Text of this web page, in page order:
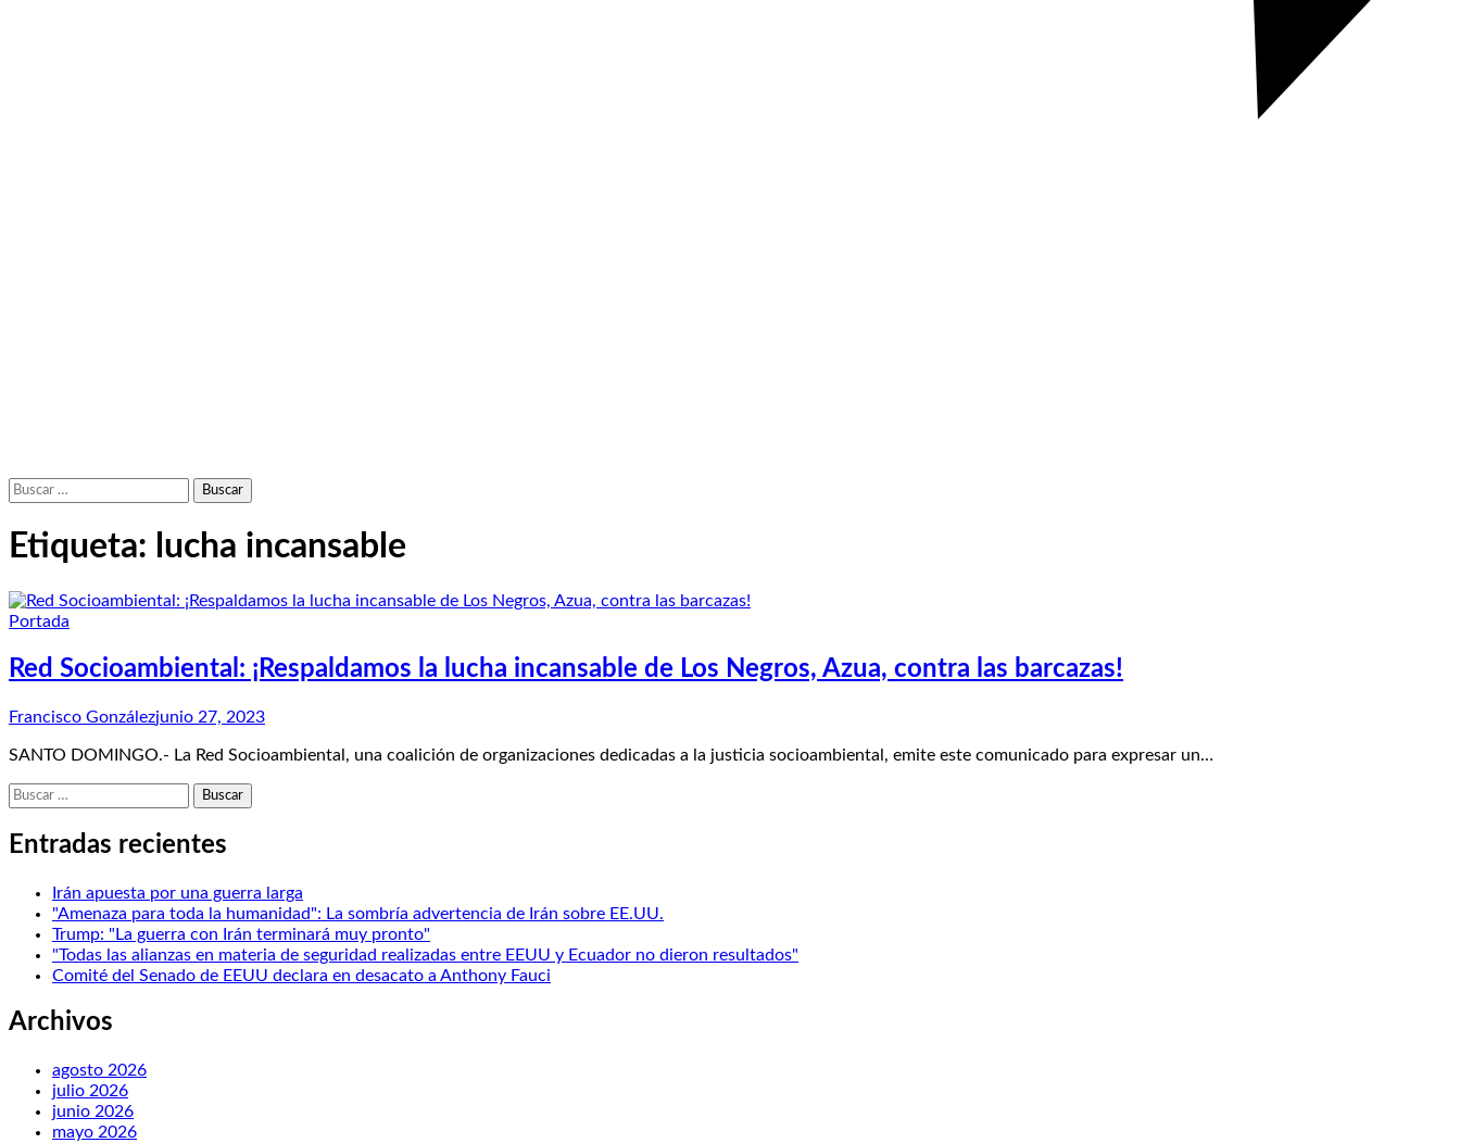
Buscar:
Etiqueta: lucha incansable
Portada
Red Socioambiental: ¡Respaldamos la lucha incansable de Los Negros, Azua, contra las barcazas!
Francisco Gonzálezjunio 27, 2023
SANTO DOMINGO.- La Red Socioambiental, una coalición de organizaciones dedicadas a la justicia socioambiental, emite este comunicado para expresar un…
Buscar:
Entradas recientes
Irán apuesta por una guerra larga
"Amenaza para toda la humanidad": La sombría advertencia de Irán sobre EE.UU.
Trump: "La guerra con Irán terminará muy pronto"
"Todas las alianzas en materia de seguridad realizadas entre EEUU y Ecuador no dieron resultados"
Comité del Senado de EEUU declara en desacato a Anthony Fauci
Archivos
agosto 2026
julio 2026
junio 2026
mayo 2026